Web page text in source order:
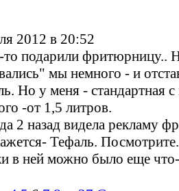
2012 в 20:52
подарили фритюрницу..
мы немного - и
Но у меня - стандартная
-от 1,5 литров.
2 назад видела рекламу
Тефаль.
в ней можно было еще что-